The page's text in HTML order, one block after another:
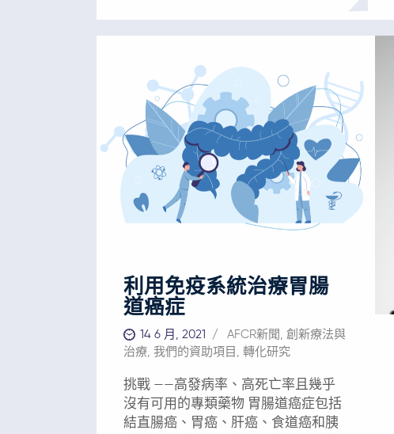
利用免疫系統治療胃腸
道癌症
14 6 月, 2021 AFCR新聞 ,創新療法與
治療, 我們的資助項目 , 轉化研究
挑戰 ——高發病率、高死亡率且幾乎
沒有可用的專類藥物 胃腸道癌症包括
結直腸癌、胃癌、肝癌、食道癌和胰